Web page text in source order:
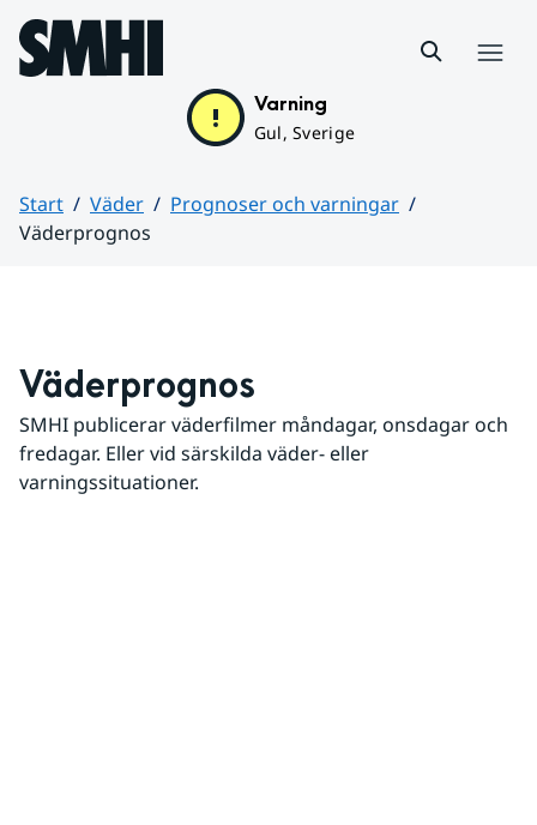
Hoppa till sidans innehåll
Varning
Gul, Sverige
Start Väder
Prognoser och varningar
Väderprognos
Väderprognos
SMHI publicerar väderfilmer måndagar, onsdagar och
fredagar. Eller vid särskilda väder- eller
varningssituationer.